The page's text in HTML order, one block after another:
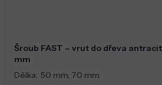
Šroub FAST – vrut do dřeva
mm
Délka: 50 mm, 70 mm